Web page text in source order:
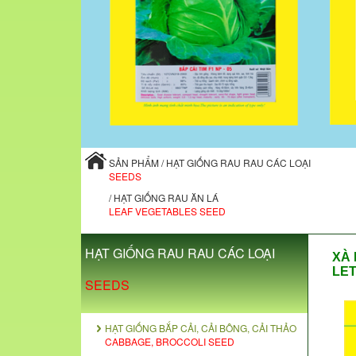
SẢN PHẨM / HẠT GIỐNG RAU RAU CÁC LOẠI
SEEDS
/ HẠT GIỐNG RAU ĂN LÁ
LEAF VEGETABLES SEED
HẠT GIỐNG RAU RAU CÁC LOẠI
SEEDS
HẠT GIỐNG BẮP CẢI, CẢI BÔNG, CẢI THẢO
CABBAGE, BROCCOLI SEED
XÀ